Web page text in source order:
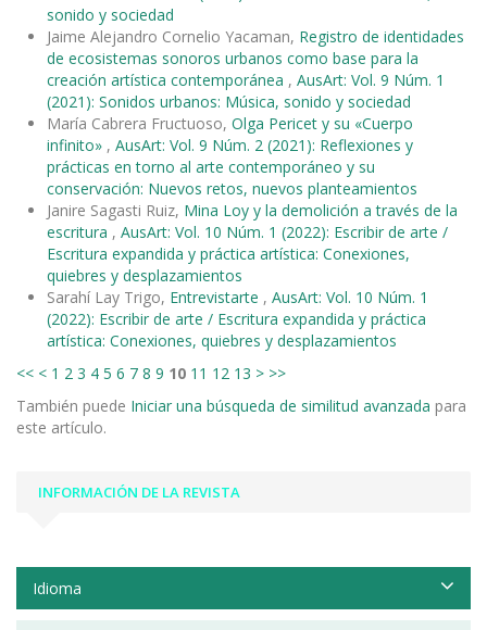
sonido y sociedad
Jaime Alejandro Cornelio Yacaman, Registro de identidades
de ecosistemas sonoros urbanos como base para la
creación artística contemporánea , AusArt: Vol. 9 Núm. 1
(2021): Sonidos urbanos: Música, sonido y sociedad
María Cabrera Fructuoso, Olga Pericet y su «Cuerpo
infinito» , AusArt: Vol. 9 Núm. 2 (2021): Reflexiones y
prácticas en torno al arte contemporáneo y su
conservación: Nuevos retos, nuevos planteamientos
Janire Sagasti Ruiz, Mina Loy y la demolición a través de la
escritura , AusArt: Vol. 10 Núm. 1 (2022): Escribir de arte /
Escritura expandida y práctica artística: Conexiones,
quiebres y desplazamientos
Sarahí Lay Trigo, Entrevistarte , AusArt: Vol. 10 Núm. 1
(2022): Escribir de arte / Escritura expandida y práctica
artística: Conexiones, quiebres y desplazamientos
<< < 1 2 3 4 5 6 7 8 9 10 11 12 13 > >>
También puede Iniciar una búsqueda de similitud avanzada para
este artículo.
INFORMACIÓN DE LA REVISTA
Idioma